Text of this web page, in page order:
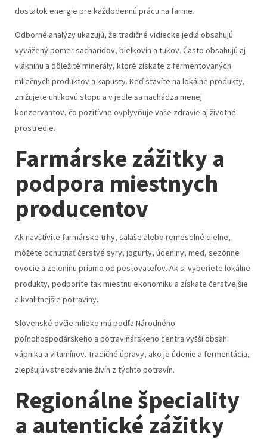
dostatok energie pre každodennú prácu na farme.
Odborné analýzy ukazujú, že tradičné vidiecke jedlá obsahujú
vyvážený pomer sacharidov, bielkovín a tukov. Často obsahujú aj
vlákninu a dôležité minerály, ktoré získate z fermentovaných
mliečnych produktov a kapusty. Keď stavíte na lokálne produkty,
znižujete uhlíkovú stopu a v jedle sa nachádza menej
konzervantov, čo pozitívne ovplyvňuje vaše zdravie aj životné
prostredie.
Farmárske zážitky a
podpora miestnych
producentov
Ak navštívite farmárske trhy, salaše alebo remeselné dielne,
môžete ochutnať čerstvé syry, jogurty, údeniny, med, sezónne
ovocie a zeleninu priamo od pestovateľov. Ak si vyberiete lokálne
produkty, podporíte tak miestnu ekonomiku a získate čerstvejšie
a kvalitnejšie potraviny.
Slovenské ovčie mlieko má podľa Národného
poľnohospodárskeho a potravinárskeho centra vyšší obsah
vápnika a vitamínov. Tradičné úpravy, ako je údenie a fermentácia,
zlepšujú vstrebávanie živín z týchto potravín.
Regionálne špeciality
a autentické zážitky